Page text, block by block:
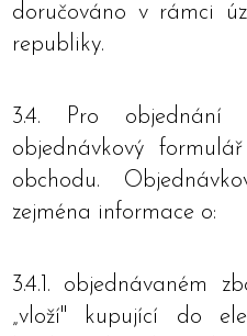
doručováno v rámci
republiky.
3.4. Pro objednání
objednávkový
obchodu.
zejména informace o:
3.4.1. objednávaném
„vloží" kupující do